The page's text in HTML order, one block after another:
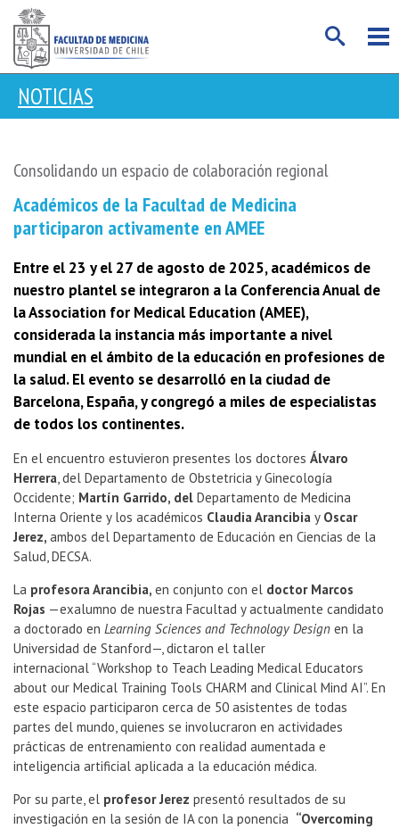
NOTICIAS
Consolidando un espacio de colaboración regional
Académicos de la Facultad de Medicina
participaron activamente en AMEE
Entre el 23 y el 27 de agosto de 2025, académicos de
nuestro plantel se integraron a la Conferencia Anual de
la Association for Medical Education (AMEE),
considerada la instancia más importante a nivel
mundial en el ámbito de la educación en profesiones de
la salud. El evento se desarrolló en la ciudad de
Barcelona, España, y congregó a miles de especialistas
de todos los continentes.
En el encuentro estuvieron presentes los doctores Álvaro
Herrera, del Departamento de Obstetricia y Ginecología
Occidente; Martín Garrido, del Departamento de Medicina
Interna Oriente y los académicos Claudia Arancibia y Oscar
Jerez, ambos del Departamento de Educación en Ciencias de la
Salud, DECSA.
La profesora Arancibia, en conjunto con el doctor Marcos
Rojas —exalumno de nuestra Facultad y actualmente candidato
a doctorado en Learning Sciences and Technology Design en la
Universidad de Stanford—, dictaron el taller
internacional “Workshop to Teach Leading Medical Educators
about our Medical Training Tools CHARM and Clinical Mind AI”. En
este espacio participaron cerca de 50 asistentes de todas
partes del mundo, quienes se involucraron en actividades
prácticas de entrenamiento con realidad aumentada e
inteligencia artificial aplicada a la educación médica.
Por su parte, el profesor Jerez presentó resultados de su
investigación en la sesión de IA con la ponencia “Overcoming